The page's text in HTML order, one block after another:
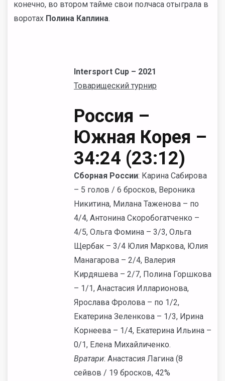
конечно, во втором тайме свои полчаса отыграла в
воротах Полина Каплина.
Intersport Cup – 2021
Товарищеский турнир
Россия –
Южная Корея –
34:24 (23:12)
Сборная России: Карина Сабирова
– 5 голов / 6 бросков, Вероника
Никитина, Милана Таженова – по
4/4, Антонина Скоробогатченко –
4/5, Ольга Фомина – 3/3, Ольга
Щербак – 3/4 Юлия Маркова, Юлия
Манагарова – 2/4, Валерия
Кирдяшева – 2/7, Полина Горшкова
– 1/1, Анастасия Илларионова,
Ярослава Фролова – по 1/2,
Екатерина Зеленкова – 1/3, Ирина
Корнеева – 1/4, Екатерина Ильина –
0/1, Елена Михайличенко.
Вратари: Анастасия Лагина (8
сейвов / 19 бросков, 42%